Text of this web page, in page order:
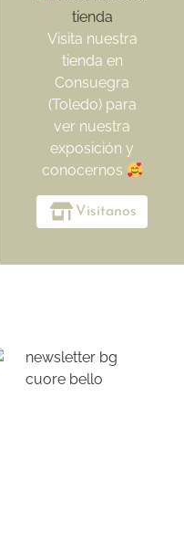
Visita nuestra
tienda en
Consuegra
(Toledo) para
ver nuestra
exposición y
conocernos
Visítanos